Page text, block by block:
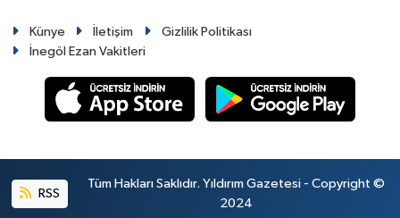
Künye İletişim
Gizlilik Politikası
İnegöl Ezan Vakitleri
RSS
Tüm Hakları Saklıdır. Yıldırım Gazetesi - Copyright ©
2024